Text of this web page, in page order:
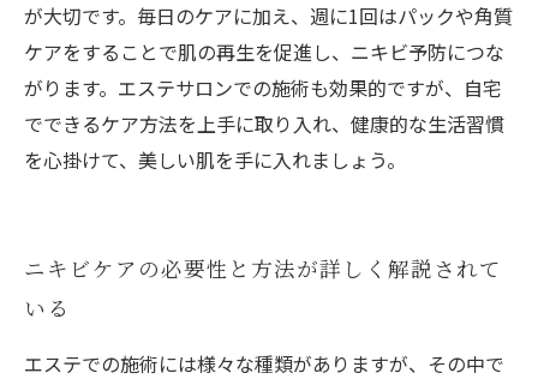
が大切です。毎日のケアに加え、週に1回はパックや角質
ケアをすることで肌の再生を促進し、ニキビ予防につな
がります。エステサロンでの施術も効果的ですが、自宅
でできるケア方法を上手に取り入れ、健康的な生活習慣
を心掛けて、美しい肌を手に入れましょう。
ニキビケアの必要性と方法が詳しく解説されて
いる
エステでの施術には様々な種類がありますが、その中で